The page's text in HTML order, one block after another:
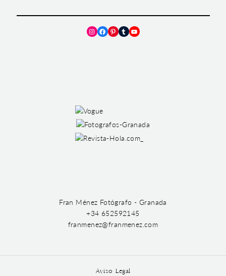
Instagram
Facebook
Pinterest
TumblrYouTube
Fran Ménez Fotógrafo - Granada
+34 652592145
franmenez@franmenez.com
Aviso Legal